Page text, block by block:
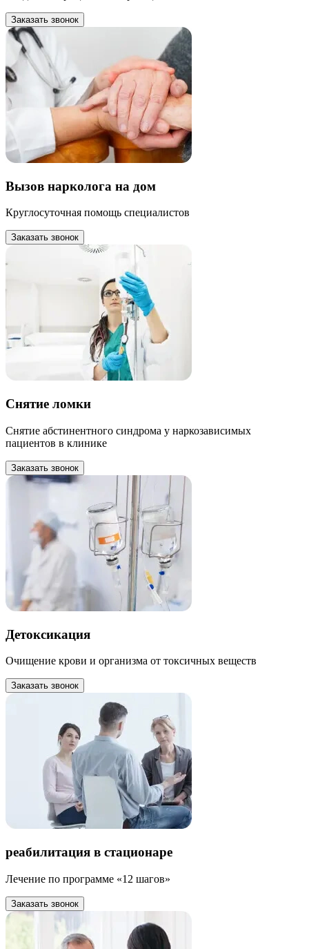
Заказать звонок
Вызов нарколога на дом
Круглосуточная помощь специалистов
Заказать звонок
Снятие ломки
Снятие абстинентного синдрома у наркозависимых
пациентов в клинике
Заказать звонок
Детоксикация
Очищение крови и организма от токсичных веществ
Заказать звонок
реабилитация в стационаре
Лечение по программе «12 шагов»
Заказать звонок